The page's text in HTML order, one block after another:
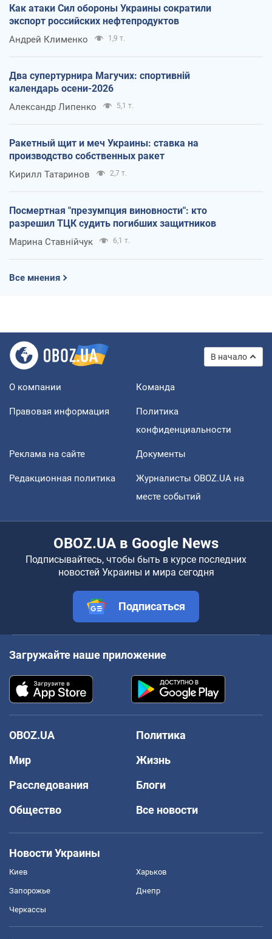
Как атаки Сил обороны Украины сократили
экспорт российских нефтепродуктов
Андрей Клименко 1,9 т.
Два супертурнира Магучих: спортивній
календарь осени-2026
Александр Липенко 5,1 т.
Ракетный щит и меч Украины: ставка на
производство собственных ракет
Кирилл Татаринов 2,7 т.
Посмертная "презумпция виновности": кто
разрешил ТЦК судить погибших защитников
Марина Ставнійчук 6,1 т.
Все мнения
В начало
О компании Команда
Правовая информация
Политика
конфиденциальности
Реклама на сайте Документы
Редакционная политика
Журналисты OBOZ.UA на
месте событий
OBOZ.UA в Google News
Подписывайтесь, чтобы быть в курсе последних
новостей Украины и мира сегодня
Подписаться
Загружайте наше приложение
OBOZ.UA
Политика
Мир
Жизнь
Расследования
Блоги
Общество
Все новости
Новости Украины
Киев Харьков
Запорожье Днепр
Черкассы